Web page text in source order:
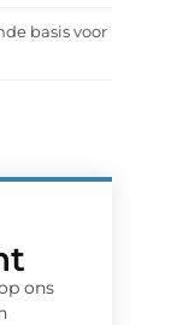
basis voor
ons